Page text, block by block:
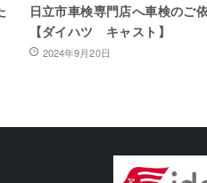
日立市車検専門店へ車検のご
【ダイハツ キャスト】
2024年9月20日